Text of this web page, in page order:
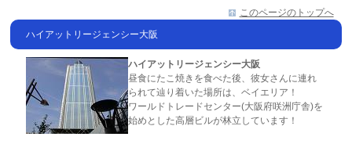
このページのトップへ
ハイアットリージェンシー大阪
ハイアットリージェンシー大阪
昼食にたこ焼きを食べた後、彼女さんに連れ
られて辿り着いた場所は、ベイエリア！
ワールドトレードセンター(大阪府咲洲庁舎)を
始めとした高層ビルが林立しています！